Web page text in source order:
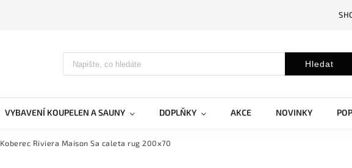
Hledat
VYBAVENÍ KOUPELEN A SAUNY DOPLŇKY AKCE NOVINKY
Koberec Riviera Maison Sa caleta rug 200x70